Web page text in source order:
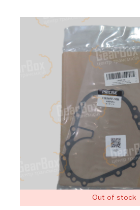
Out of stock